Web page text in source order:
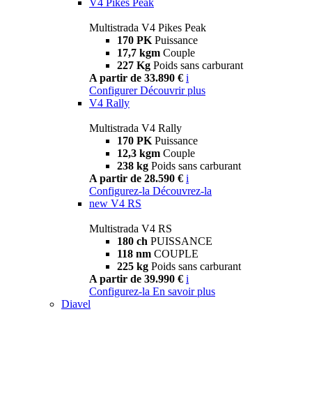
Multistrada V4 Pikes Peak
170 PK Puissance
17,7 kgm Couple
227 Kg Poids sans carburant
A partir de 33.890 € i
Configurer Découvrir plus
V4 Rally
Multistrada V4 Rally
170 PK Puissance
12,3 kgm Couple
238 kg Poids sans carburant
A partir de 28.590 € i
Configurez-la Découvrez-la
new V4 RS
Multistrada V4 RS
180 ch PUISSANCE
118 nm COUPLE
225 kg Poids sans carburant
A partir de 39.990 € i
Configurez-la En savoir plus
Diavel